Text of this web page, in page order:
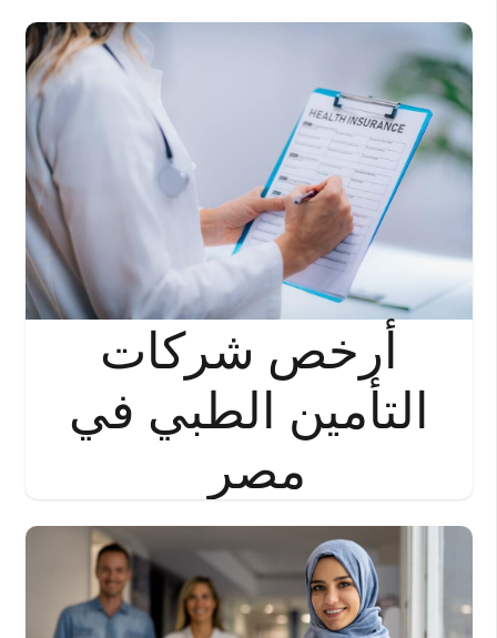
أرخص شركات
التأمين الطبي في
مصر